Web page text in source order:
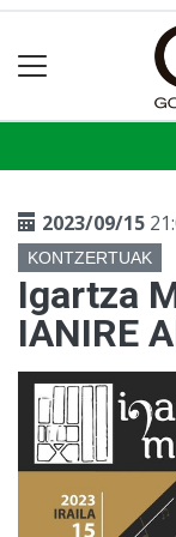
2023/09/15
KONTZERTUAK
Igartza
IANIRE